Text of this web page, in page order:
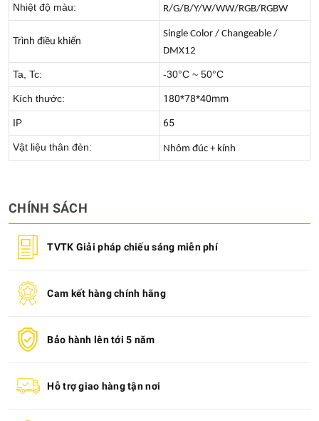
Nhiệt độ màu: R/G/B/Y/W/WW/RGB/RGBW
Trình điều khiển
Single Color / Changeable /
DMX12
Ta, Tc: -30°C ~ 50°C
Kích thước: 180*78*40mm
IP 65
Vật liệu thân đèn: Nhôm đúc + kính
CHÍNH SÁCH
TVTK Giải pháp chiếu sáng miễn phí
Cam kết hàng chính hãng
Bảo hành lên tới 5 năm
Hỗ trợ giao hàng tận nơi